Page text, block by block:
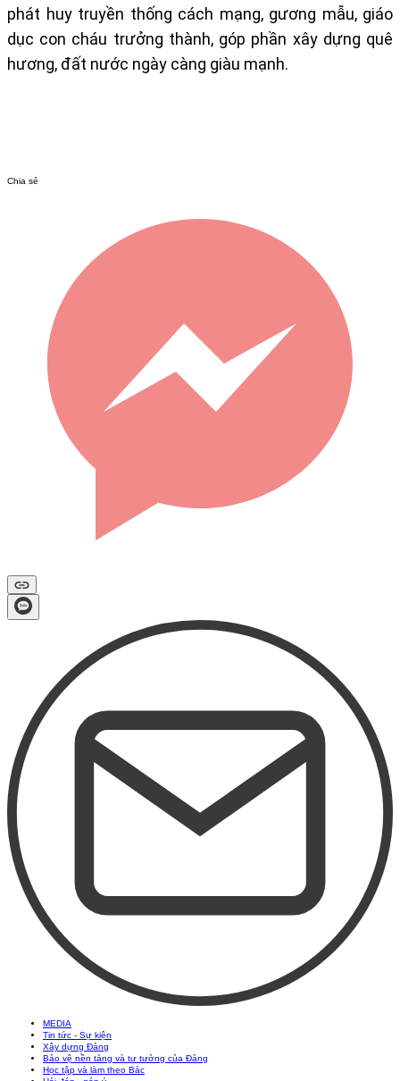
phát huy truyền thống cách mạng, gương mẫu, giáo
dục con cháu trưởng thành, góp phần xây dựng quê
hương, đất nước ngày càng giàu mạnh.
Chia sẻ
MEDIA
Tin tức - Sự kiện
Xây dựng Đảng
Bảo vệ nền tảng và tư tưởng của Đảng
Học tập và làm theo Bác